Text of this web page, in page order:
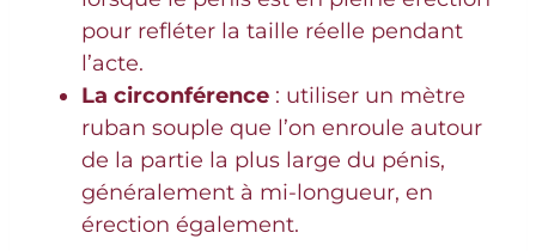
pour refléter la taille réelle pendant
l’acte.
La circonférence : utiliser un mètre
ruban souple que l’on enroule autour
de la partie la plus large du pénis,
généralement à mi-longueur, en
érection également.